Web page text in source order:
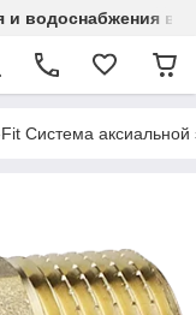
водоснабжения в
Система аксиальной